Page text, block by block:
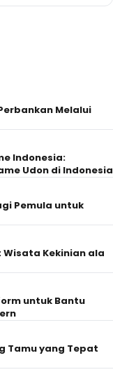
Melalui
Indonesia:
Udon di Indonesia
Pemula untuk
Wisata Kekinian ala
untuk Bantu
Tamu yang Tepat